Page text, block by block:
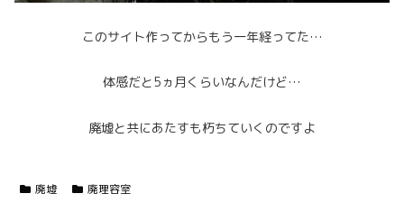
このサイト作ってからもう一年経ってた…
体感だと5ヵ月くらいなんだけど…
廃墟と共にあたすも朽ちていくのですよ
廃墟 廃理容室